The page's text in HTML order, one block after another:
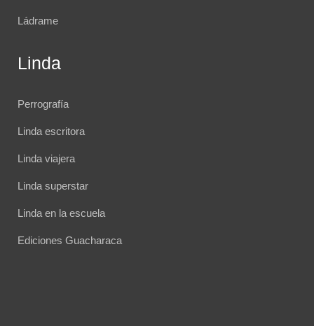
Ládrame
Linda
Perrografía
Linda escritora
Linda viajera
Linda superstar
Linda en la escuela
Ediciones Guacharaca